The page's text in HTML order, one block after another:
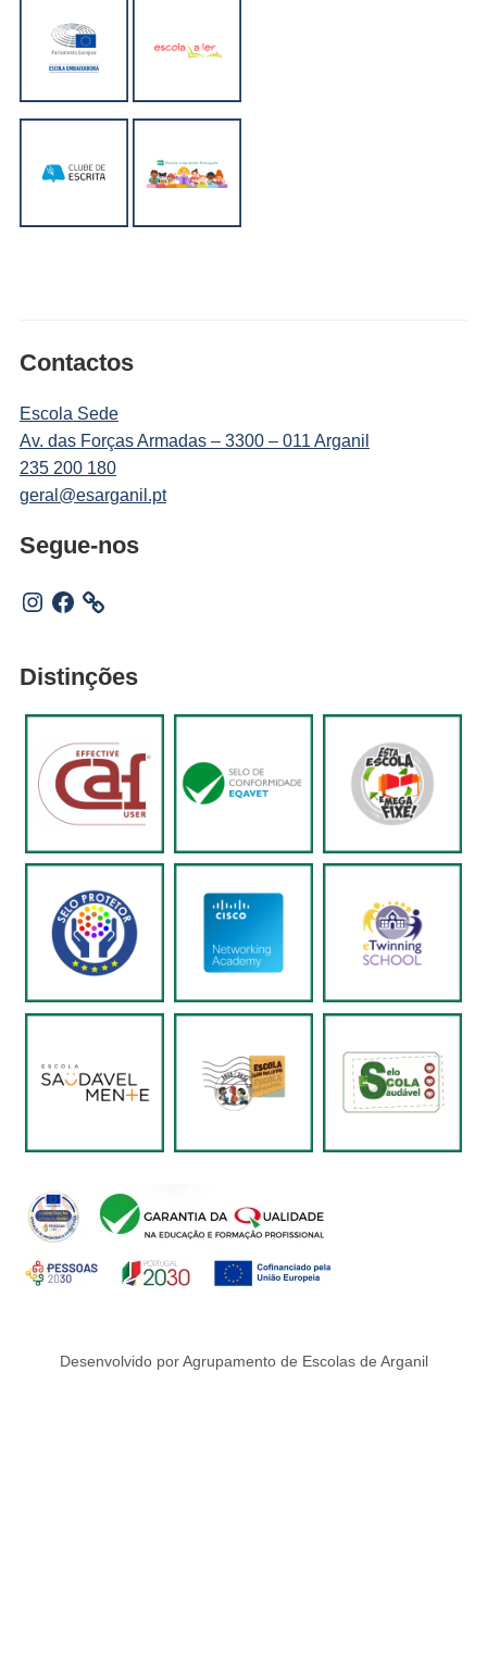
Contactos
Escola Sede
Av. das Forças Armadas – 3300 – 011 Arganil
235 200 180
geral@esarganil.pt
Segue-nos
Instagram
Facebook
Distinções
Desenvolvido por Agrupamento de Escolas de Arganil